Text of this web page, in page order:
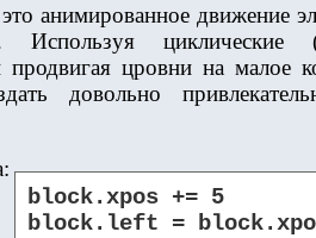
анимированное движение
Используя циклические
цровни на малое
довольно
block.xpos += 5
block.left =